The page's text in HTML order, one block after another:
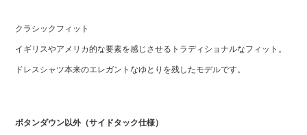
クラシックフィット
イギリスやアメリカ的な要素を感じさせるトラディショナルなフィット。
ドレスシャツ本来のエレガントなゆとりを残したモデルです。
ボタンダウン以外（サイドタック仕様）